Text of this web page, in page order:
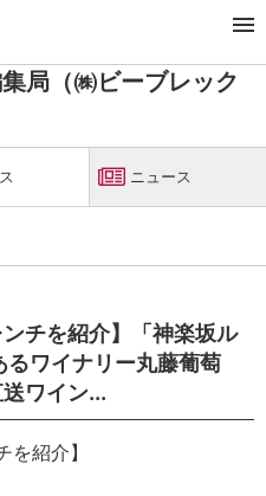
ぐらむら編集局（㈱ビーブレックス）
局（㈱ビーブレック
ニュース
チを紹介】「神楽坂ル
ワイナリー丸藤葡萄
ワイン...
を紹介】